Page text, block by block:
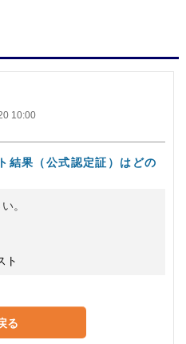
10:00
結果（公式認定証）はどの
。
ト
る